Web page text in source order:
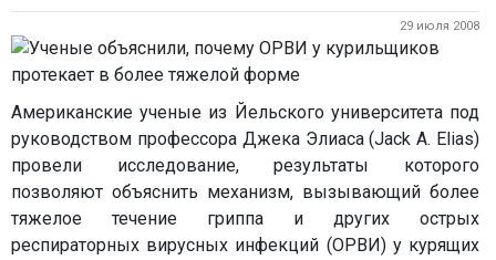
29 июля 2008
Американские ученые из Йельского университета под
руководством профессора Джека Элиаса (Jack A. Elias)
провели исследование, результаты которого
позволяют объяснить механизм, вызывающий более
тяжелое течение гриппа и других острых
респираторных вирусных инфекций (ОРВИ) у курящих